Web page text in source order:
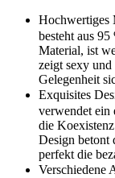
Hochwertiges
besteht aus
Material, ist
zeigt sexy und
Gelegenheit
Exquisites
verwendet ein
die
Design betont
perfekt die
Verschiedene